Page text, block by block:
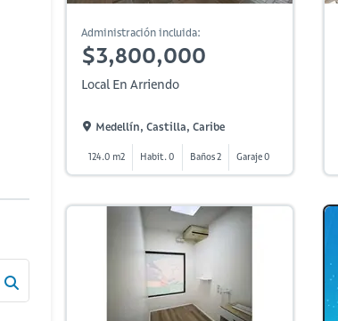
Administración incluida:
$3,800,000
Local En Arriendo
Medellín, Castilla, Caribe
124.0 m2 Habit. 0 Baños 2 Garaje 0